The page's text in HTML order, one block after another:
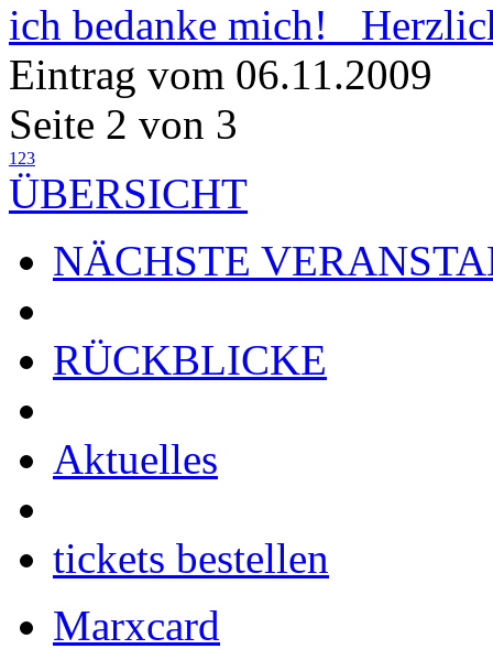
ich bedanke mich!
Eintrag vom 06.11.2009
Seite 2 von 3
1 23
ÜBERSICHT
NÄCHSTE
RÜCKBLICKE
Aktuelles
tickets bestellen
Marxcard